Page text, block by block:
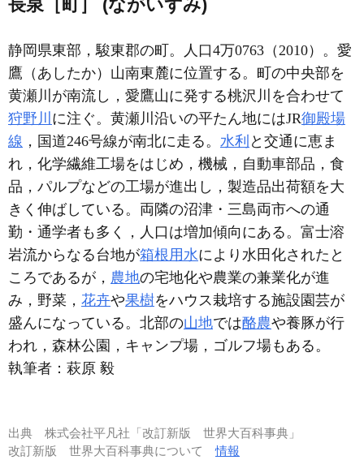
長泉［町］ (ながいずみ)
静岡県東部，駿東郡の町。人口4万0763（2010）。愛
鷹（あしたか）山南東麓に位置する。町の中央部を
黄瀬川が南流し，愛鷹山に発する桃沢川を合わせて
狩野川 に注ぐ。黄瀬川沿いの平たん地にはJR御殿場
線 ，国道246号線が南北に走る。 水利 と交通に恵ま
れ，化学繊維工場をはじめ，機械，自動車部品，食
品，パルプなどの工場が進出し，製造品出荷額を大
きく伸ばしている。両隣の沼津・三島両市への通
勤・通学者も多く，人口は増加傾向にある。富士溶
岩流からなる台地が箱根用水により水田化されたと
ころであるが， 農地の宅地化や農業の兼業化が進
み，野菜， 花卉や果樹をハウス栽培する施設園芸が
盛んになっている。北部の山地では酪農や養豚が行
われ，森林公園，キャンプ場，ゴルフ場もある。
執筆者： 萩原 毅
出典 株式会社平凡社「改訂新版 世界大百科事典」
改訂新版 世界大百科事典について情報